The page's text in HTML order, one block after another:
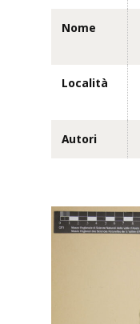
Nome
Località
Autori